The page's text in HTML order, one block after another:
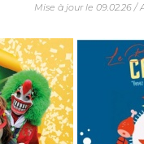
Mise à jour le 09.02.26 /